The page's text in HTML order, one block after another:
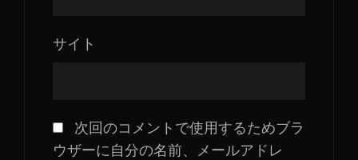
サイト
次回のコメントで使用するためブラ
ウザーに自分の名前、メールアドレ